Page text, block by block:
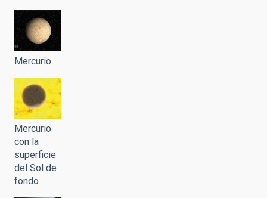
Mercurio
Mercurio
con la
superficie
del Sol de
fondo